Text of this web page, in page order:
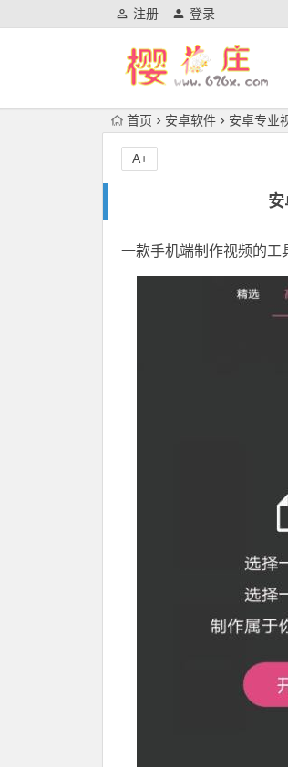
注册 登录
首页 安卓软件 安卓专业
A+
一款手机端制作视频的工